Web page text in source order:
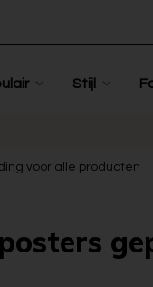
Stijl
voor alle producten